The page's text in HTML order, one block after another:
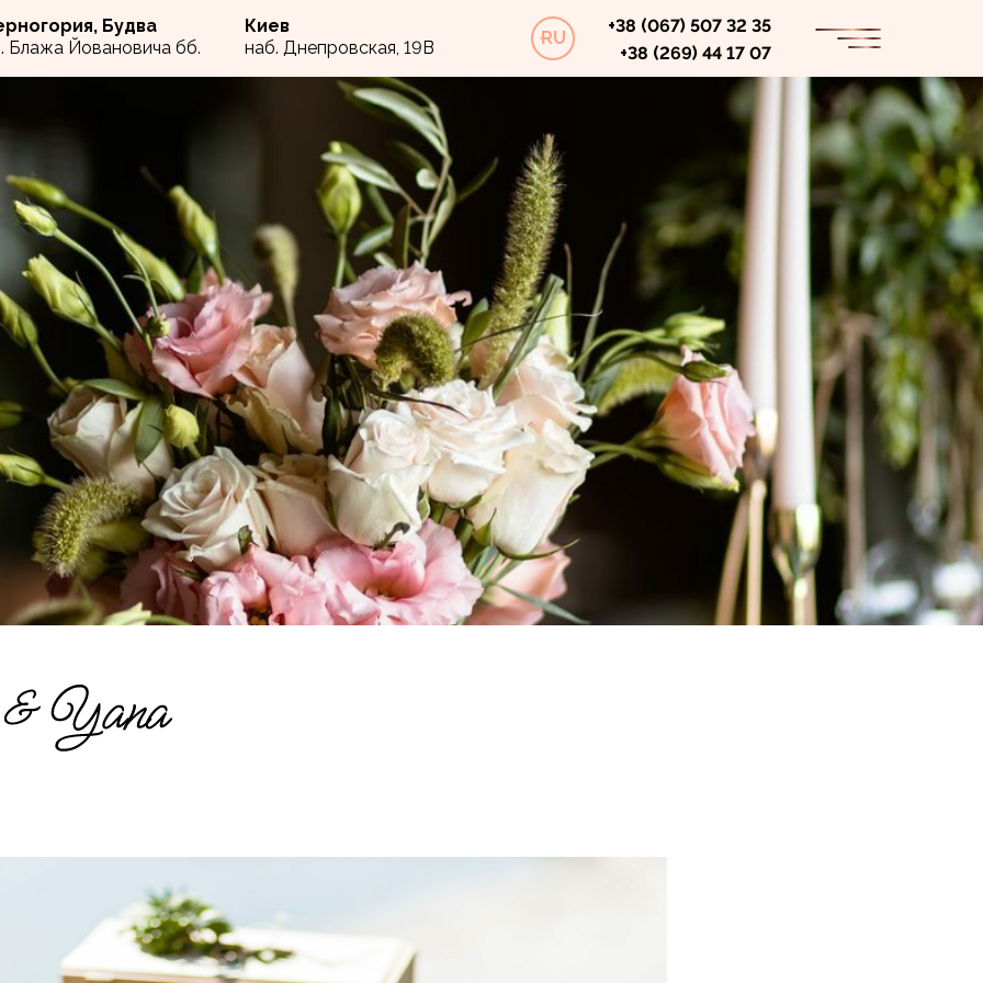
RU
Будва
Блажа Йовановича бб.
Киев
наб. Днепровская, 19В
+38 (067) 507 32 35
+38 (269) 44 17 07